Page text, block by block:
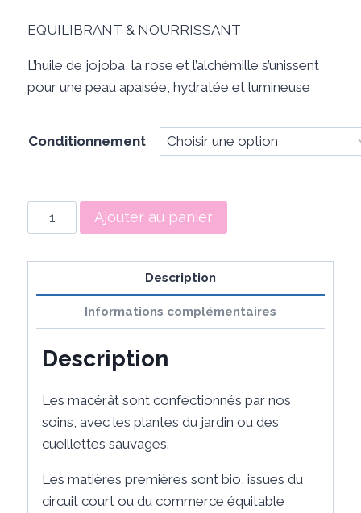
€ 12,00
à
€ 24,00
EQUILIBRANT & NOURRISSANT
L’huile de jojoba, la rose et l’alchémille s’unissent
pour une peau apaisée, hydratée et lumineuse
Conditionnement
quantité
de
Ajouter au panier
Description
Informations complémentaires
Description
Les macérât sont confectionnés par nos
soins, avec les plantes du jardin ou des
cueillettes sauvages.
Les matières premières sont bio, issues du
circuit court ou du commerce équitable